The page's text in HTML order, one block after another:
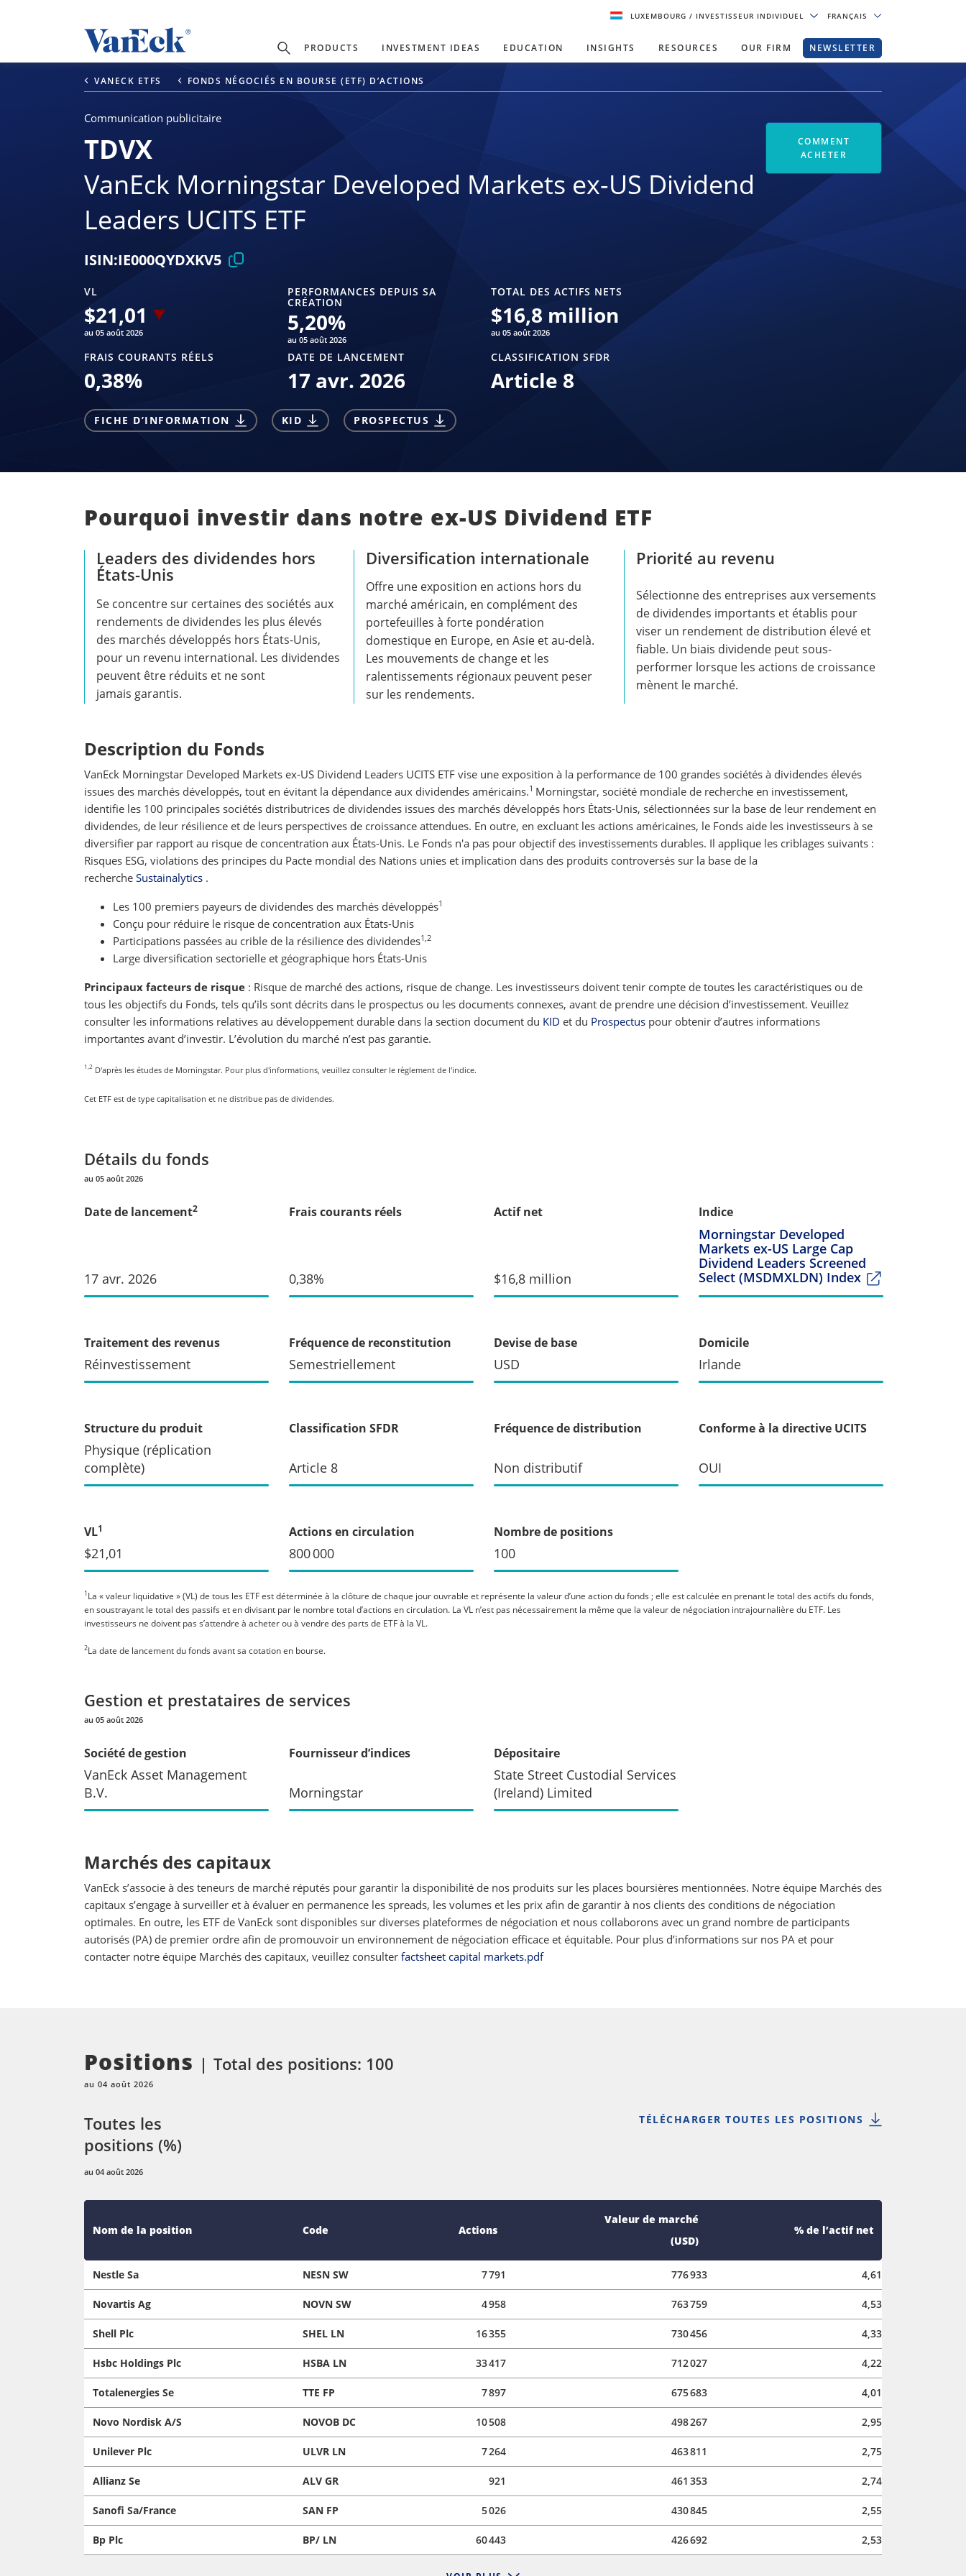
LUXEMBOURG/ INVESTISSEUR INDIVIDUEL FRANÇAIS
PRODUCTS INVESTMENT IDEAS EDUCATION INSIGHTS RESOURCES OUR FIRM NEWSLETTER
VANECK ETFS FONDS NÉGOCIÉS EN BOURSE (ETF) D’ACTIONS
Communication publicitaire
TDVX
VanEck Morningstar Developed Markets ex-US Dividend
Leaders UCITS ETF
ISIN:IE000QYDXKV5
VL
$21,01
au 05 août 2026
PERFORMANCES DEPUIS SA
CRÉATION
5,20%
au 05 août 2026
TOTAL DES ACTIFS NETS
$16,8 million
au 05 août 2026
FRAIS COURANTS RÉELS
0,38%
DATE DE LANCEMENT
17 avr. 2026
CLASSIFICATION SFDR
Article 8
FICHE D’INFORMATION KID PROSPECTUS
COMMENT
ACHETER
Pourquoi investir dans notre ex-US Dividend ETF
Leaders des dividendes hors
États-Unis
Se concentre sur certaines des sociétés aux
rendements de dividendes les plus élevés
des marchés développés hors États-Unis,
pour un revenu international. Les dividendes
peuvent être réduits et ne sont
jamais garantis.
Diversification internationale
Offre une exposition en actions hors du
marché américain, en complément des
portefeuilles à forte pondération
domestique en Europe, en Asie et au-delà.
Les mouvements de change et les
ralentissements régionaux peuvent peser
sur les rendements.
Priorité au revenu
Sélectionne des entreprises aux versements
de dividendes importants et établis pour
viser un rendement de distribution élevé et
fiable. Un biais dividende peut sous-
performer lorsque les actions de croissance
mènent le marché.
Description du Fonds
VanEck Morningstar Developed Markets ex-US Dividend Leaders UCITS ETF vise une exposition à la performance de 100 grandes sociétés à dividendes élevés
issues des marchés développés, tout en évitant la dépendance aux dividendes américains.1 Morningstar, société mondiale de recherche en investissement,
identifie les 100 principales sociétés distributrices de dividendes issues des marchés développés hors États-Unis, sélectionnées sur la base de leur rendement en
dividendes, de leur résilience et de leurs perspectives de croissance attendues. En outre, en excluant les actions américaines, le Fonds aide les investisseurs à se
diversifier par rapport au risque de concentration aux États-Unis. Le Fonds n'a pas pour objectif des investissements durables. Il applique les criblages suivants :
Risques ESG, violations des principes du Pacte mondial des Nations unies et implication dans des produits controversés sur la base de la
recherche Sustainalytics .
Les 100 premiers payeurs de dividendes des marchés développés1
Conçu pour réduire le risque de concentration aux États-Unis
Participations passées au crible de la résilience des dividendes1,2
Large diversification sectorielle et géographique hors États-Unis
Principaux facteurs de risque : Risque de marché des actions, risque de change. Les investisseurs doivent tenir compte de toutes les caractéristiques ou de
tous les objectifs du Fonds, tels qu’ils sont décrits dans le prospectus ou les documents connexes, avant de prendre une décision d’investissement. Veuillez
consulter les informations relatives au développement durable dans la section document du KID et du Prospectus pour obtenir d’autres informations
importantes avant d’investir. L’évolution du marché n’est pas garantie.
1,2 D'après les études de Morningstar. Pour plus d'informations, veuillez consulter le règlement de l'indice.
Cet ETF est de type capitalisation et ne distribue pas de dividendes.
Détails du fonds
au 05 août 2026
Date de lancement2
17 avr. 2026
Frais courants réels
0,38%
Actif net
$16,8 million
Indice
Morningstar Developed
Markets ex-US Large Cap
Dividend Leaders Screened
Select (MSDMXLDN) Index
Traitement des revenus
Réinvestissement
Fréquence de reconstitution
Semestriellement
Devise de base
USD
Domicile
Irlande
Structure du produit
Physique (réplication
complète)
Classification SFDR
Article 8
Fréquence de distribution
Non distributif
Conforme à la directive UCITS
OUI
VL1
$21,01
Actions en circulation
800 000
Nombre de positions
100
1La « valeur liquidative » (VL) de tous les ETF est déterminée à la clôture de chaque jour ouvrable et représente la valeur d’une action du fonds ; elle est calculée en prenant le total des actifs du fonds,
en soustrayant le total des passifs et en divisant par le nombre total d’actions en circulation. La VL n’est pas nécessairement la même que la valeur de négociation intrajournalière du ETF. Les
investisseurs ne doivent pas s’attendre à acheter ou à vendre des parts de ETF à la VL.
2La date de lancement du fonds avant sa cotation en bourse.
Gestion et prestataires de services
au 05 août 2026
Société de gestion
VanEck Asset Management
B.V.
Fournisseur d’indices
Morningstar
Dépositaire
State Street Custodial Services
(Ireland) Limited
Marchés des capitaux
VanEck s’associe à des teneurs de marché réputés pour garantir la disponibilité de nos produits sur les places boursières mentionnées. Notre équipe Marchés des
capitaux s’engage à surveiller et à évaluer en permanence les spreads, les volumes et les prix afin de garantir à nos clients des conditions de négociation
optimales. En outre, les ETF de VanEck sont disponibles sur diverses plateformes de négociation et nous collaborons avec un grand nombre de participants
autorisés (PA) de premier ordre afin de promouvoir un environnement de négociation efficace et équitable. Pour plus d’informations sur nos PA et pour
contacter notre équipe Marchés des capitaux, veuillez consulter factsheet capital markets.pdf
Positions
au 04 août 2026
Total des positions: 100
Toutes les
positions (%)
au 04 août 2026
TÉLÉCHARGER TOUTES LES POSITIONS
Nom de la position Code Actions
Valeur de marché
(USD)
% de l’actif net
Nestle Sa NESN SW 7 791 776 933 4,61
Novartis Ag NOVN SW 4 958 763 759 4,53
Shell Plc SHEL LN 16 355 730 456 4,33
Hsbc Holdings Plc HSBA LN 33 417 712 027 4,22
Totalenergies Se TTE FP 7 897 675 683 4,01
Novo Nordisk A/S NOVOB DC 10 508 498 267 2,95
Unilever Plc ULVR LN 7 264 463 811 2,75
Allianz Se ALV GR 921 461 353 2,74
Sanofi Sa/France SAN FP 5 026 430 845 2,55
Bp Plc BP/ LN 60 443 426 692 2,53